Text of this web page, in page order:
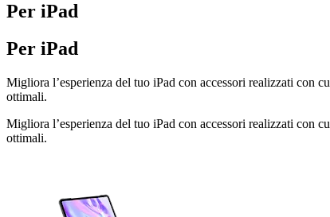
Per iPad
Per iPad
Migliora l’esperienza del tuo iPad con accessori realizzati con
ottimali.
Migliora l’esperienza del tuo iPad con accessori realizzati con
ottimali.